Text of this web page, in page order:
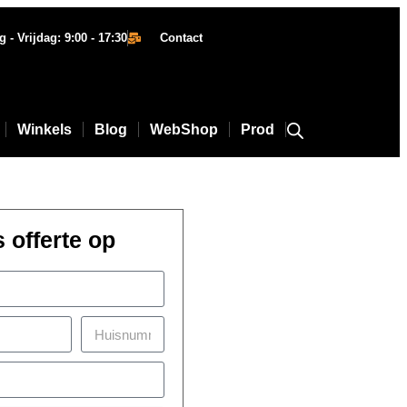
- Vrijdag: 9:00 - 17:30 Contact
Winkels Blog WebShop Prod
offerte op